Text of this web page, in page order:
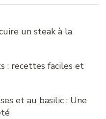
un steak à la
: recettes faciles et
et au basilic : Une